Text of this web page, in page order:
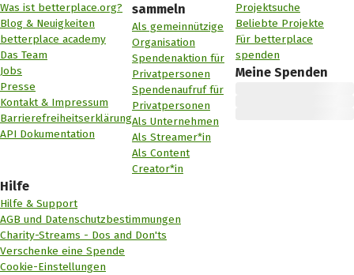
Was ist betterplace.org?
Blog & Neuigkeiten
betterplace academy
Das Team
Jobs
Presse
Kontakt & Impressum
Barrierefreiheitserklärung
API Dokumentation
sammeln
Als gemeinnützige
Organisation
Spendenaktion für
Privatpersonen
Spendenaufruf für
Privatpersonen
Als Unternehmen
Als Streamer*in
Als Content
Creator*in
Projektsuche
Beliebte Projekte
Für betterplace
spenden
Meine Spenden
Hilfe
Hilfe & Support
AGB und Datenschutzbestimmungen
Charity-Streams - Dos and Don'ts
Verschenke eine Spende
Cookie-Einstellungen